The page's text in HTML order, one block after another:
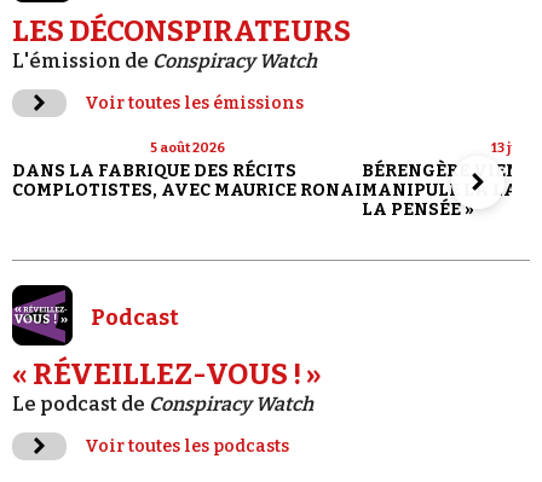
LES DÉCONSPIRATEURS
L'émission de Conspiracy Watch
Voir toutes les émissions
5 août 2026
DANS LA FABRIQUE DES RÉCITS
COMPLOTISTES, AVEC MAURICE RONAI
13
BÉRENGÈRE
MANIPULE LA
LA PENSÉE »
Podcast
« RÉVEILLEZ-VOUS ! »
Le podcast de Conspiracy Watch
Voir toutes les podcasts